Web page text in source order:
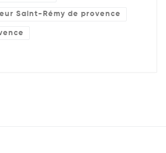
Saint-Rémy de provence